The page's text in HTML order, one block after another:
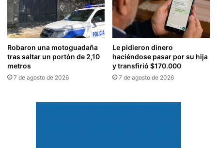
Robaron una motoguadaña
tras saltar un portón de 2,10
metros
7 de agosto de 2026
Le pidieron dinero
haciéndose pasar por su hija
y transfirió $170.000
7 de agosto de 2026